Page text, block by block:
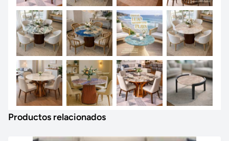
Productos relacionados